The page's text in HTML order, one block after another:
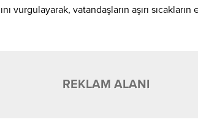
vurgulayarak, vatandaşların aşırı
REKLAM ALANI